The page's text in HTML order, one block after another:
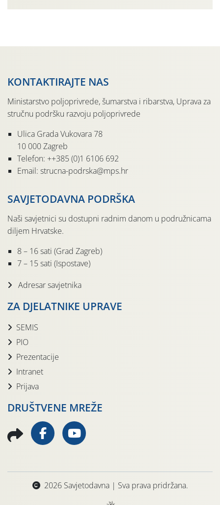
KONTAKTIRAJTE NAS
Ministarstvo poljoprivrede, šumarstva i ribarstva, Uprava za
stručnu podršku razvoju poljoprivrede
Ulica Grada Vukovara 78
10 000 Zagreb
Telefon: ++385 (0)1 6106 692
Email: strucna-podrska@mps.hr
SAVJETODAVNA PODRŠKA
Naši savjetnici su dostupni radnim danom u podružnicama
diljem Hrvatske.
8 – 16 sati (Grad Zagreb)
7 – 15 sati (Ispostave)
Adresar savjetnika
ZA DJELATNIKE UPRAVE
SEMIS
PIO
Prezentacije
Intranet
Prijava
DRUŠTVENE MREŽE
2026 Savjetodavna | Sva prava pridržana.